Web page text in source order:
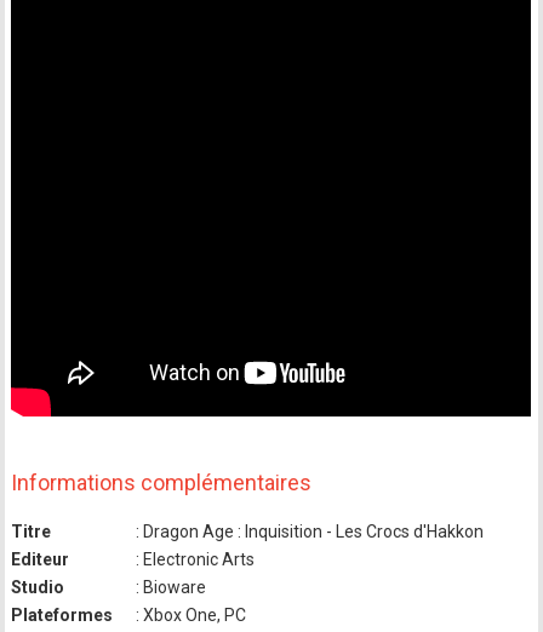
Informations complémentaires
Titre
: Dragon Age : Inquisition - Les Crocs d'Hakkon
Editeur
: Electronic Arts
Studio
: Bioware
Plateformes
: Xbox One, PC